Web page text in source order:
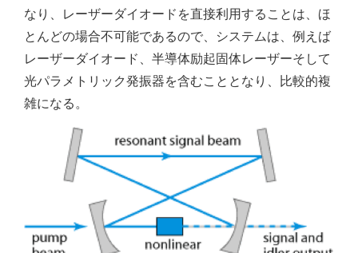
なり、レーザーダイオードを直接利用することは、ほ
とんどの場合不可能であるので、システムは、例えば
レーザーダイオード、半導体励起固体レーザーそして
光パラメトリック発振器を含むこととなり、比較的複
雑になる。